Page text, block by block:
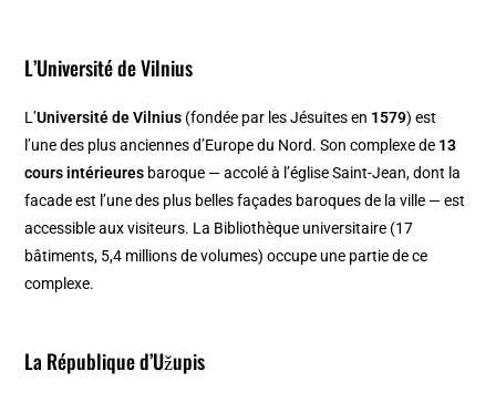
L’Université de Vilnius
L’Université de Vilnius (fondée par les Jésuites en 1579) est
l’une des plus anciennes d’Europe du Nord. Son complexe de 13
cours intérieures baroque — accolé à l’église Saint-Jean, dont la
facade est l’une des plus belles façades baroques de la ville — est
accessible aux visiteurs. La Bibliothèque universitaire (17
bâtiments, 5,4 millions de volumes) occupe une partie de ce
complexe.
La République d’Užupis